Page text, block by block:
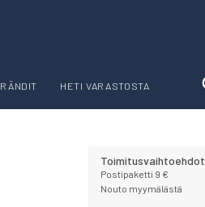
HETI VARASTOSTA
Toimitusvaihtoehdot
Postipaketti 9 €
Nouto myymälästä